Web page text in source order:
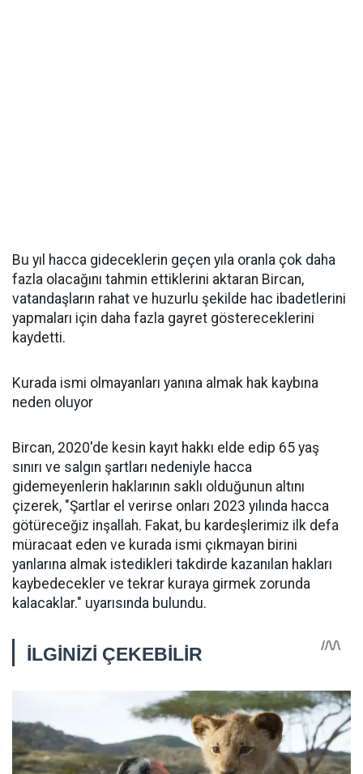
Bu yıl hacca gideceklerin geçen yıla oranla çok daha
fazla olacağını tahmin ettiklerini aktaran Bircan,
vatandaşların rahat ve huzurlu şekilde hac ibadetlerini
yapmaları için daha fazla gayret göstereceklerini
kaydetti.
Kurada ismi olmayanları yanına almak hak kaybına
neden oluyor
Bircan, 2020'de kesin kayıt hakkı elde edip 65 yaş
sınırı ve salgın şartları nedeniyle hacca
gidemeyenlerin haklarının saklı olduğunun altını
çizerek, "Şartlar el verirse onları 2023 yılında hacca
götüreceğiz inşallah. Fakat, bu kardeşlerimiz ilk defa
müracaat eden ve kurada ismi çıkmayan birini
yanlarına almak istedikleri takdirde kazanılan hakları
kaybedecekler ve tekrar kuraya girmek zorunda
kalacaklar." uyarısında bulundu.